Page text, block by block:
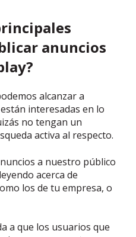
anuncios
alcanzar a
interesadas en lo
no tengan un
activa al respecto.
a nuestro público
acerca de
los de tu empresa, o
a que los usuarios que